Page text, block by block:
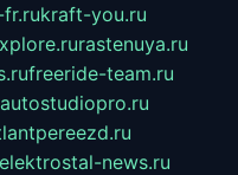
kraft-you.ru
rastenuya.ru
freeride-team.ru
autostudiopro.ru
elektrostal-news.ru